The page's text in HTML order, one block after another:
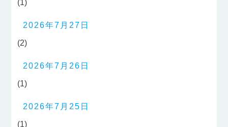
(1)
2026年7月27日
(2)
2026年7月26日
(1)
2026年7月25日
(1)